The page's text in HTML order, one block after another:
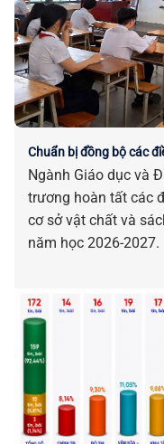
Chuẩn bị đồng bộ các
Ngành Giáo dục và
trương hoàn tất các
cơ sở vật chất và
năm học 2026-2027.